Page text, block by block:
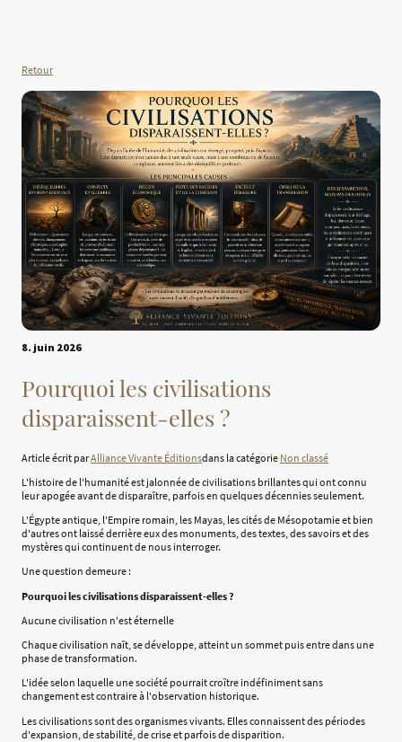
Retour
8. juin 2026
Pourquoi les civilisations
disparaissent-elles ?
Article écrit parAlliance Vivante Éditionsdans la catégorie Non classé
L'histoire de l'humanité est jalonnée de civilisations brillantes qui ont connu
leur apogée avant de disparaître, parfois en quelques décennies seulement.
L'Égypte antique, l'Empire romain, les Mayas, les cités de Mésopotamie et bien
d'autres ont laissé derrière eux des monuments, des textes, des savoirs et des
mystères qui continuent de nous interroger.
Une question demeure :
Pourquoi les civilisations disparaissent-elles ?
Aucune civilisation n'est éternelle
Chaque civilisation naît, se développe, atteint un sommet puis entre dans une
phase de transformation.
L'idée selon laquelle une société pourrait croître indéfiniment sans
changement est contraire à l'observation historique.
Les civilisations sont des organismes vivants. Elles connaissent des périodes
d'expansion, de stabilité, de crise et parfois de disparition.